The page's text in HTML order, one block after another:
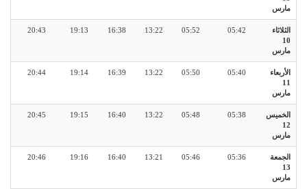
مارس
الثلاثاء
10
مارس
05:42
05:52
13:22
16:38
19:13
20:43
الأربعاء
11
مارس
05:40
05:50
13:22
16:39
19:14
20:44
الخميس
12
مارس
05:38
05:48
13:22
16:40
19:15
20:45
الجمعة
13
مارس
05:36
05:46
13:21
16:40
19:16
20:46